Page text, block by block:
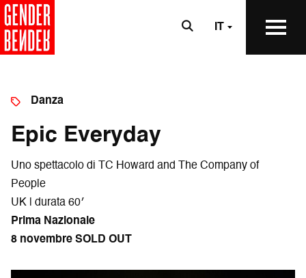
IT
Danza
Epic Everyday
Uno spettacolo di TC Howard and The Company of
People
UK | durata 60′
Prima Nazionale
8 novembre SOLD OUT